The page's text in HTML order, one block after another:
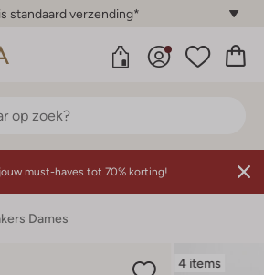
standaard verzending*
jouw must-haves tot 70% korting!
Dames
4 items